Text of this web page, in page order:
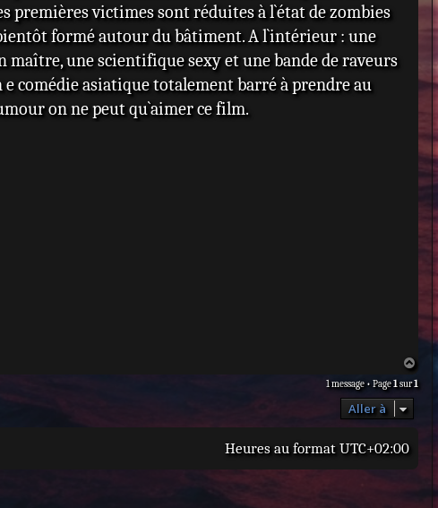
premières victimes sont réduites à l`état de zombies
formé autour du bâtiment. A l`intérieur : une
une scientifique sexy et une bande de raveurs
comédie asiatique totalement barré à prendre au
on ne peut qu`aimer ce film.
u
1 message • Page1sur1
Aller à
Heures au format UTC+02:00